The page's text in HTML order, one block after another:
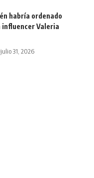
habría ordenado
Valeria
julio 31, 2026